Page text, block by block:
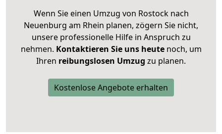
Wenn Sie einen Umzug von Rostock nach
Neuenburg am Rhein planen, zögern Sie nicht,
unsere professionelle Hilfe in Anspruch zu
nehmen. Kontaktieren Sie uns heutenoch, um
Ihren reibungslosen Umzug zu planen.
Kostenlose Angebote erhalten